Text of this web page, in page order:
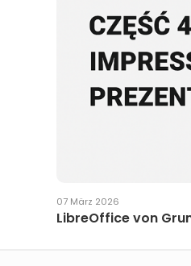
07 März 2026
LibreOffice von